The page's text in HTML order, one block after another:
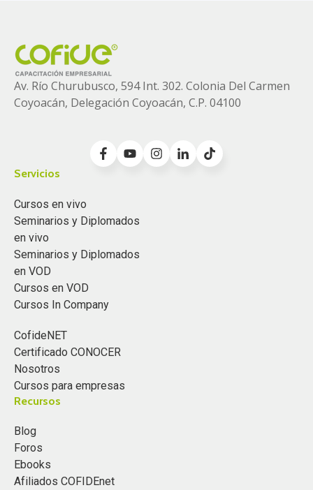
Av. Río Churubusco, 594 Int. 302. Colonia Del Carmen
Coyoacán, Delegación Coyoacán, C.P. 04100
Servicios
Cursos en vivo
Seminarios y Diplomados
en vivo
Seminarios y Diplomados
en VOD
Cursos en VOD
Cursos In Company
CofideNET
Certificado CONOCER
Nosotros
Cursos para empresas
Recursos
Blog
Foros
Ebooks
Afiliados COFIDEnet